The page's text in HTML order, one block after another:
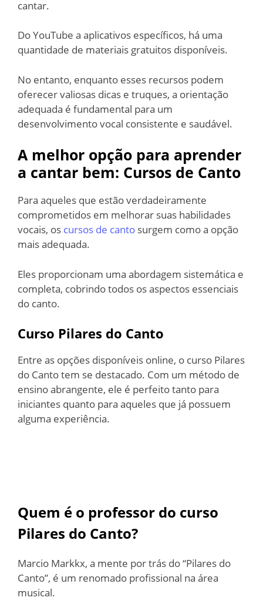
cantar.
Do YouTube a aplicativos específicos, há uma
quantidade de materiais gratuitos disponíveis.
No entanto, enquanto esses recursos podem
oferecer valiosas dicas e truques, a orientação
adequada é fundamental para um
desenvolvimento vocal consistente e saudável.
A melhor opção para aprender
a cantar bem: Cursos de Canto
Para aqueles que estão verdadeiramente
comprometidos em melhorar suas habilidades
vocais, os cursos de canto surgem como a opção
mais adequada.
Eles proporcionam uma abordagem sistemática e
completa, cobrindo todos os aspectos essenciais
do canto.
Curso Pilares do Canto
Entre as opções disponíveis online, o curso Pilares
do Canto tem se destacado. Com um método de
ensino abrangente, ele é perfeito tanto para
iniciantes quanto para aqueles que já possuem
alguma experiência.
Quem é o professor do curso
Pilares do Canto?
Marcio Markkx, a mente por trás do “Pilares do
Canto”, é um renomado profissional na área
musical.